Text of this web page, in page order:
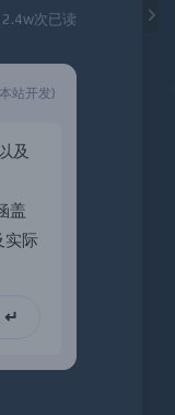
次已读
站开发)
及
盖
实际
↵